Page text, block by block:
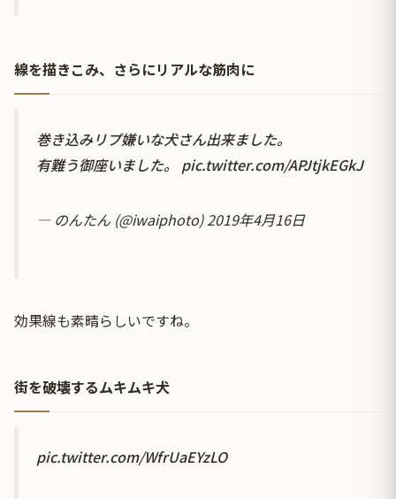
線を描きこみ、さらにリアルな筋肉に
巻き込みリプ嫌いな犬さん出来ました。
有難う御座いました。 pic.twitter.com/APJtjkEGkJ
— のんたん (@iwaiphoto)2019年4月16日
効果線も素晴らしいですね。
街を破壊するムキムキ犬
pic.twitter.com/WfrUaEYzLO